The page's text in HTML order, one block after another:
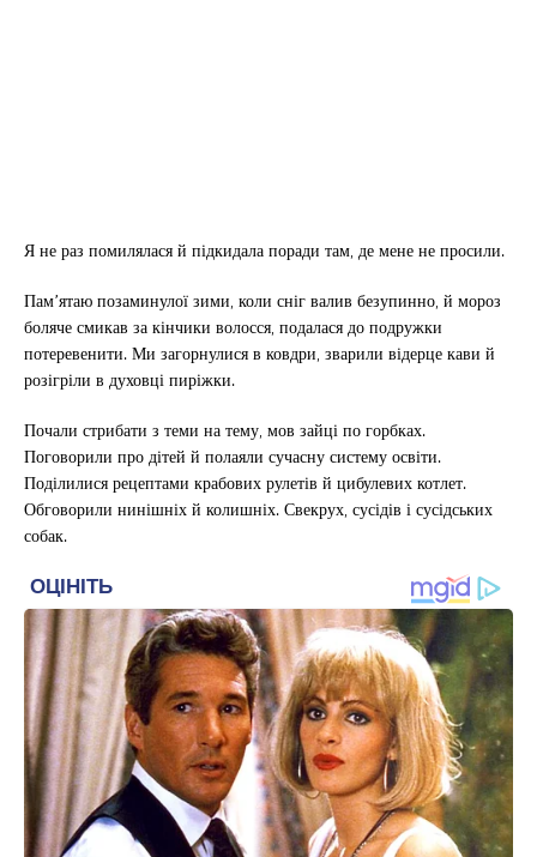
Я не раз помилялася й підкидала поради там, де мене не просили.
Пам’ятаю позаминулої зими, коли сніг валив безупинно, й мороз
боляче смикав за кінчики волосся, подалася до подружки
потеревенити. Ми загорнулися в ковдри, зварили відерце кави й
розігріли в духовці пиріжки.
Почали стрибати з теми на тему, мов зайці по горбках.
Поговорили про дітей й полаяли сучасну систему освіти.
Поділилися рецептами крабових рулетів й цибулевих котлет.
Обговорили нинішніх й колишніх. Свекрух, сусідів і сусідських
собак.